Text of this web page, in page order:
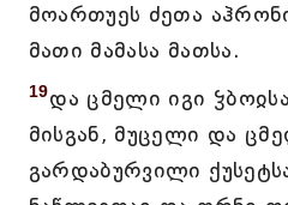
მოართუეს ძეთა
მათი მამასა მათსა.
19და ცმელი იგი
მისგან, მუცელი და
გარდაბურვილი